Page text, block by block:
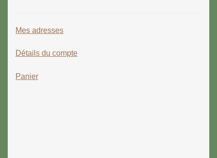
Mes adresses
Détails du compte
Panier